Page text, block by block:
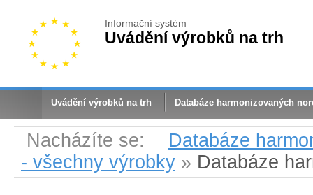
Informační systém
Uvádění výrobků na trh
Uvádění výrobků na trh Databáze harmonizovaných
Nacházíte se:
Databáze
- všechny výrobky » Databáze